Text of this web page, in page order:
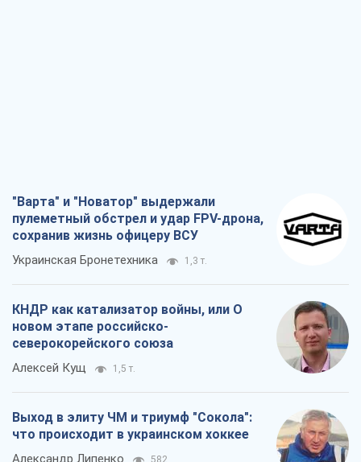
"Варта" и "Новатор" выдержали
пулеметный обстрел и удар FPV-дрона,
сохранив жизнь офицеру ВСУ
Украинская Бронетехника 1,3 т.
КНДР как катализатор войны, или О
новом этапе российско-
северокорейского союза
Алексей Кущ 1,5 т.
Выход в элиту ЧМ и триумф "Сокола":
что происходит в украинском хоккее
Александр Липенко 582